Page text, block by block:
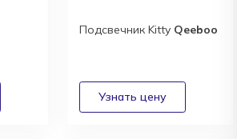
Подсвечник Kitty Qeeboo